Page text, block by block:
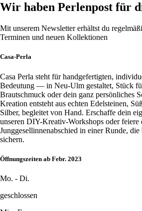
Wir haben Perlenpost für
Mit unserem Newsletter erhältst du
Terminen und neuen Kollektionen
Casa-Perla
Casa Perla steht für handgefertigten,
Bedeutung — in Neu-Ulm gestaltet, Stück
Brautschmuck oder dein ganz persönliches
Kreation entsteht aus echten Edelsteinen,
Silber, begleitet von Hand. Erschaffe dein
unseren DIY-Kreativ-Workshops oder feiere
Junggesellinnenabschied in einer Runde,
sichern.
Öffnungszeiten ab Febr. 2023
Mo. - Di.
geschlossen